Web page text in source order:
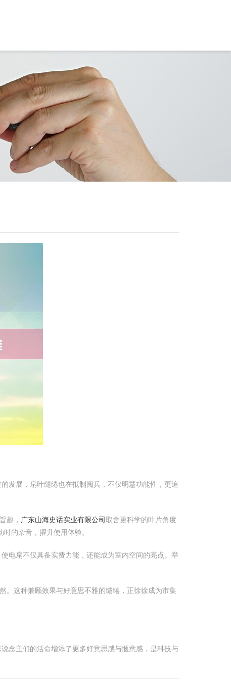
发展，扇叶缱绻也在抵制阅兵，不仅明慧功能性，更追
趣， 广东山海史话实业有限公司取舍更科学的叶片角度
时的杂音，擢升使用体验。
电扇不仅具备实费力能，还能成为室内空间的亮点。举
。这种兼顾效果与好意思不雅的缱绻，正徐徐成为市集
念主们的活命增添了更多好意思感与惬意感，是科技与